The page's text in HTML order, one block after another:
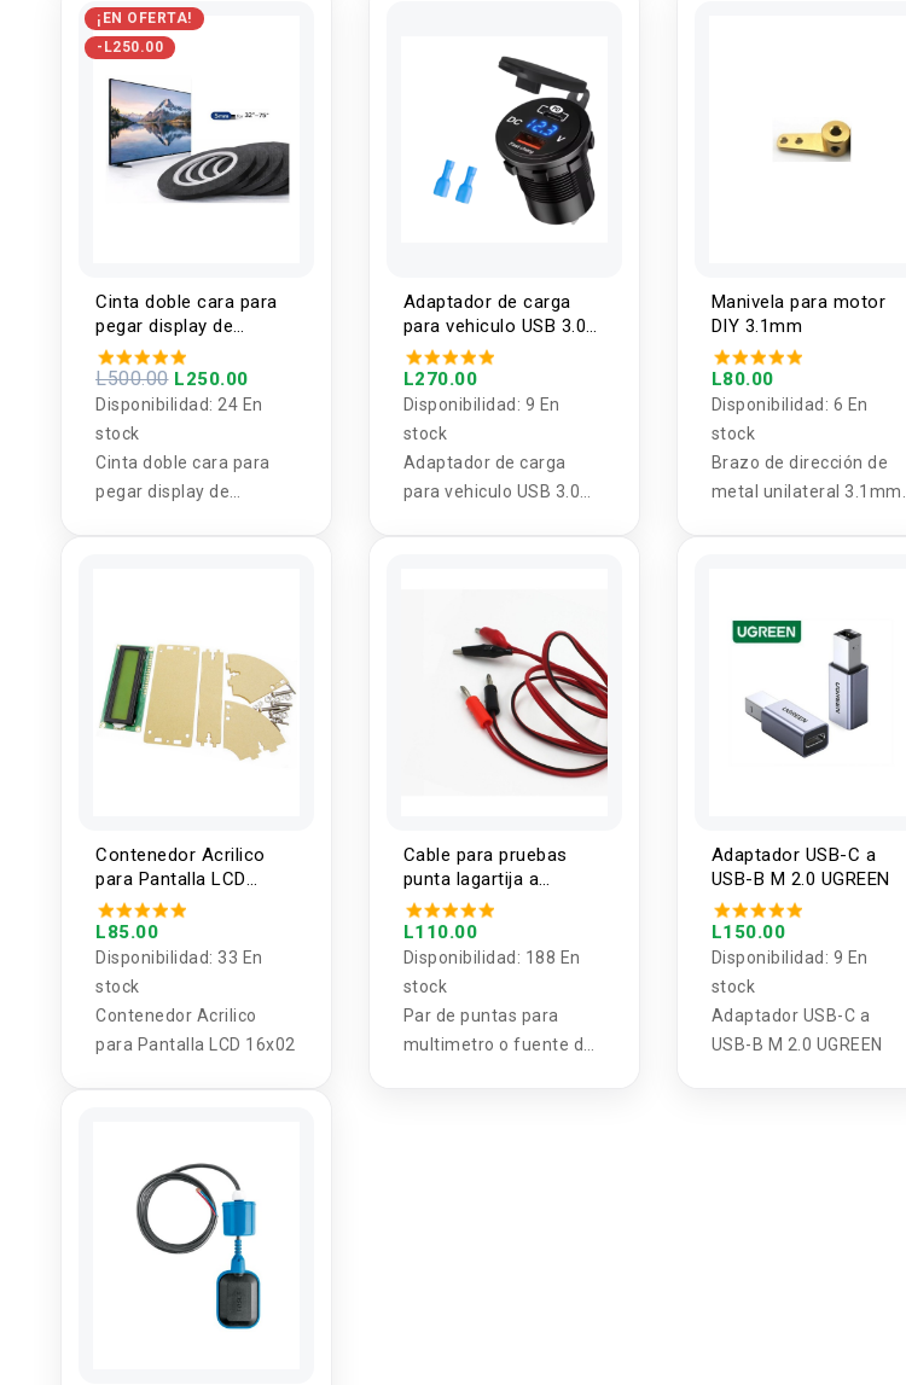
¡EN OFERTA!
-L250.00
Cinta doble cara para
pegar display de
pantallas de TV 10m
L500.00 L250.00
Disponibilidad: 24 En
stock
Cinta doble cara para
pegar display de
Adaptador de carga
para vehiculo USB 3.0
USB-C QC3.0 PD 12-
24V 60W (cigarrera)
L270.00
Disponibilidad: 9 En
stock
Adaptador de carga
para vehiculo USB 3.0
Manivela para motor
DIY 3.1mm
L80.00
Disponibilidad: 6 En
stock
Brazo de dirección de
metal unilateral 3.1mm.
Contenedor Acrilico
para Pantalla LCD
16x02
L85.00
Disponibilidad: 33 En
stock
Contenedor Acrilico
para Pantalla LCD 16x02
Cable para pruebas
punta lagartija a
banana 90cm
L110.00
Disponibilidad: 188 En
stock
Par de puntas para
multimetro o fuente de
Adaptador USB-C a
USB-B M 2.0 UGREEN
L150.00
Disponibilidad: 9 En
stock
Adaptador USB-C a
USB-B M 2.0 UGREEN